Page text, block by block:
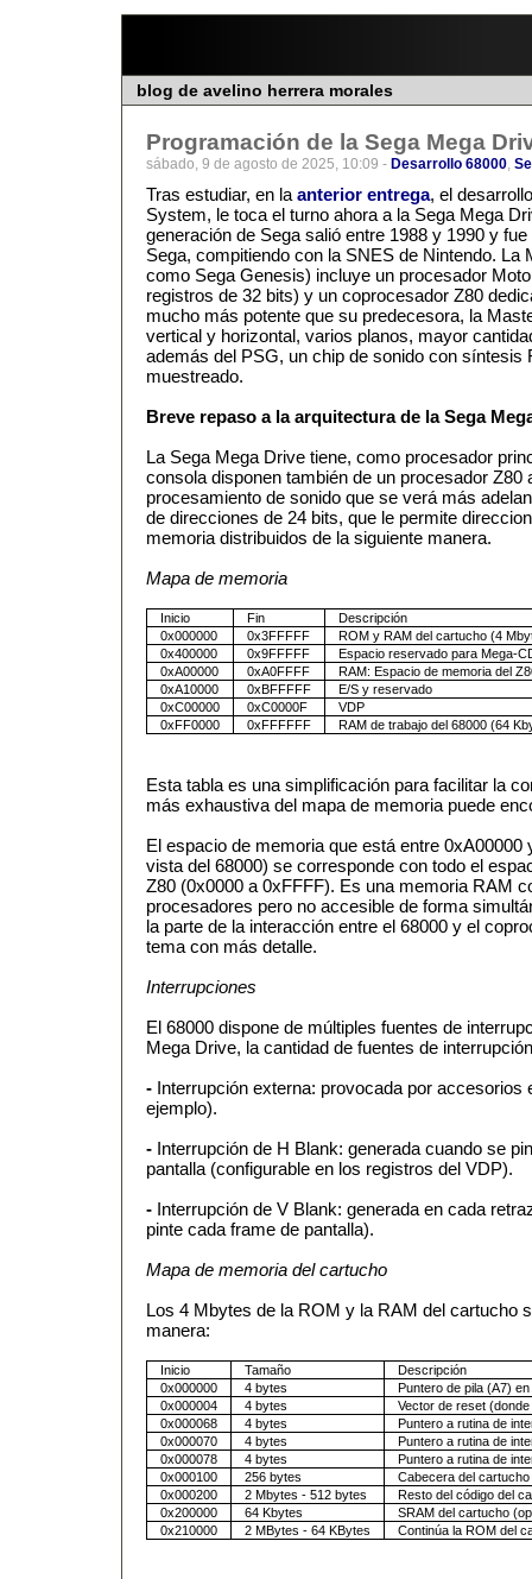
blog de avelino herrera morales
Programación de la Sega Mega
sábado, 9 de agosto de 2025, 10:09 - Desarrollo 68000,
Tras estudiar, en la anterior entrega, el
System, le toca el turno ahora a la Sega Mega
generación de Sega salió entre 1988 y 1990 y
Sega, compitiendo con la SNES de Nintendo. La
como Sega Genesis) incluye un procesador
registros de 32 bits) y un coprocesador Z80
mucho más potente que su predecesora, la
vertical y horizontal, varios planos, mayor
además del PSG, un chip de sonido con síntesis
muestreado.
Breve repaso a la arquitectura de la Sega
La Sega Mega Drive tiene, como procesador
consola disponen también de un procesador Z80
procesamiento de sonido que se verá más
de direcciones de 24 bits, que le permite
memoria distribuidos de la siguiente manera.
Mapa de memoria
Inicio Fin
Descripción
0x000000
0x3FFFFF
ROM y RAM del cartucho (4
0x400000
0x9FFFFF
Espacio reservado para Mega-
0xA00000
0xA0FFFF
RAM: Espacio de memoria del
0xA10000
0xBFFFFF
E/S y reservado
0xC00000
0xC0000F
VDP
0xFF0000
0xFFFFFF RAM de trabajo del 68000 (64
Esta tabla es una simplificación para facilitar la
más exhaustiva del mapa de memoria puede
El espacio de memoria que está entre 0xA00000
vista del 68000) se corresponde con todo el
Z80 (0x0000 a 0xFFFF). Es una memoria RAM
procesadores pero no accesible de forma
la parte de la interacción entre el 68000 y el
tema con más detalle.
Interrupciones
El 68000 dispone de múltiples fuentes de
Mega Drive, la cantidad de fuentes de
- Interrupción externa: provocada por accesorios
ejemplo).
- Interrupción de H Blank: generada cuando se
pantalla (configurable en los registros del VDP).
- Interrupción de V Blank: generada en cada
pinte cada frame de pantalla).
Mapa de memoria del cartucho
Los 4 Mbytes de la ROM y la RAM del cartucho
manera:
Inicio Tamaño
Descripción
0x000000
4 bytes
Puntero de pila (A7)
0x000004
4 bytes
Vector de reset
0x000068
4 bytes
Puntero a rutina de
0x000070
4 bytes
Puntero a rutina de
0x000078
4 bytes
Puntero a rutina de
0x000100
256 bytes
Cabecera del
0x000200
2 Mbytes - 512 bytes
Resto del código del
0x200000
64 Kbytes
SRAM del cartucho
0x210000
2 MBytes - 64 KBytes Continúa la ROM del